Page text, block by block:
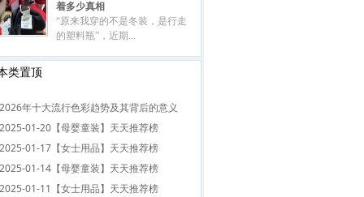
着多少真相
“原来我穿的不是冬装，是行走
的塑料瓶”，近期...
类置顶
2026年十大流行色彩趋势及其背后的意义
2025-01-20【母婴童装】天天推荐榜
2025-01-17【女士用品】天天推荐榜
2025-01-14【母婴童装】天天推荐榜
2025-01-11【女士用品】天天推荐榜